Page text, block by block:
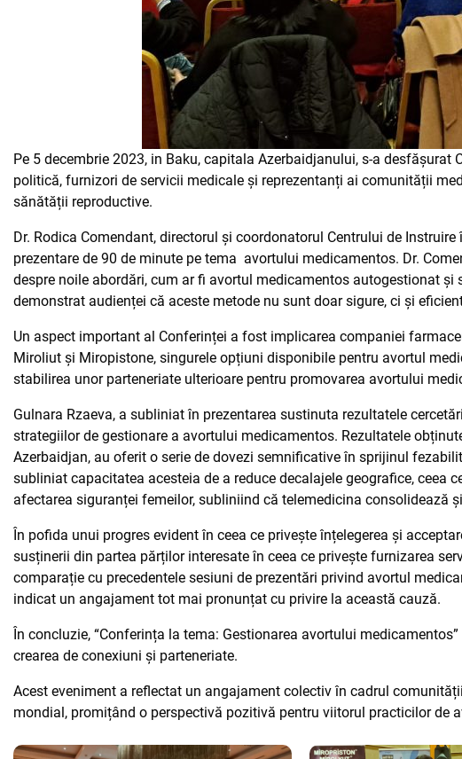
Pe 5 decembrie 2023, in Baku, capitala Azerbaidjanului, s-a
politică, furnizori de servicii medicale și reprezentanți ai comunității
sănătății reproductive.
Dr. Rodica Comendant, directorul și coordonatorul Centrului de
prezentare de 90 de minute pe tema avortului medicamentos. Dr.
despre noile abordări, cum ar fi avortul medicamentos autogestionat
demonstrat audienței că aceste metode nu sunt doar sigure, ci și
Un aspect important al Conferinței a fost implicarea companiei
Miroliut și Miropistone, singurele opțiuni disponibile pentru avortul
stabilirea unor parteneriate ulterioare pentru promovarea avortului
Gulnara Rzaeva, a subliniat în prezentarea sustinuta rezultatele
strategiilor de gestionare a avortului medicamentos. Rezultatele
Azerbaidjan, au oferit o serie de dovezi semnificative în sprijinul
subliniat capacitatea acesteia de a reduce decalajele geografice,
afectarea siguranței femeilor, subliniind că telemedicina consolidează
În pofida unui progres evident în ceea ce privește înțelegerea și
susținerii din partea părților interesate în ceea ce privește furnizarea
comparație cu precedentele sesiuni de prezentări privind avortul
indicat un angajament tot mai pronunțat cu privire la această cauză.
În concluzie, “Conferința la tema: Gestionarea avortului
crearea de conexiuni și parteneriate.
Acest eveniment a reflectat un angajament colectiv în cadrul
mondial, promițând o perspectivă pozitivă pentru viitorul practicilor de